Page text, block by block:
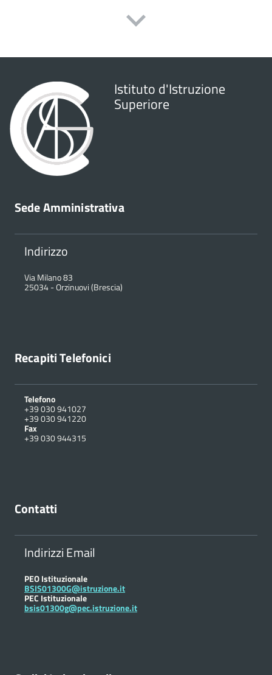
Istituto d'Istruzione
Superiore
Sede Amministrativa
Indirizzo
Via Milano 83
25034-Orzinuovi (Brescia)
Recapiti Telefonici
Telefono
+39 030 941027
+39 030 941220
Fax
+39 030 944315
Contatti
Indirizzi Email
PEO Istituzionale
BSIS01300G@istruzione.it
PEC Istituzionale
bsis01300g@pec.istruzione.it